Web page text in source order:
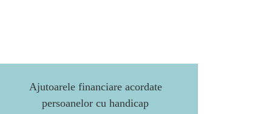
Ajutoarele financiare acordate
persoanelor cu handicap